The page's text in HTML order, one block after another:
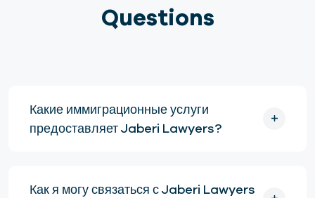
Questions
Какие иммиграционные услуги
предоставляет Jaberi Lawyers?
Как я могу связаться с Jaberi Lawyers